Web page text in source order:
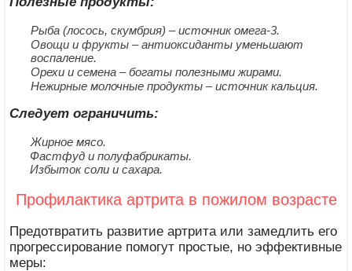
Рыба (лосось, скумбрия) – источник омега-3.
Овощи и фрукты – антиоксиданты уменьшают
воспаление.
Орехи и семена – богаты полезными жирами.
Нежирные молочные продукты – источник кальция.
Следует ограничить:
Жирное мясо.
Фастфуд и полуфабрикаты.
Избыток соли и сахара.
Профилактика артрита в пожилом возрасте
Предотвратить развитие артрита или замедлить его
прогрессирование помогут простые, но эффективные
меры: